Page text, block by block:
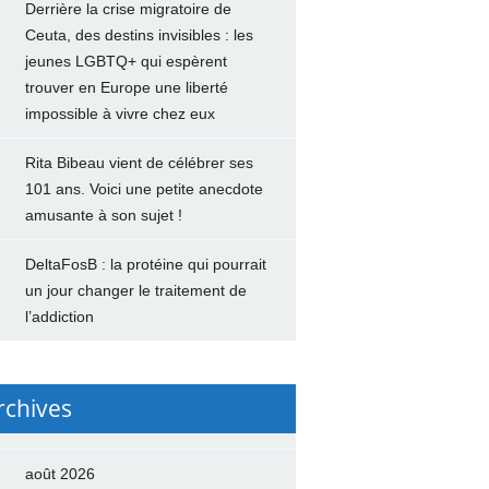
Derrière la crise migratoire de
Ceuta, des destins invisibles : les
jeunes LGBTQ+ qui espèrent
trouver en Europe une liberté
impossible à vivre chez eux
Rita Bibeau vient de célébrer ses
101 ans. Voici une petite anecdote
amusante à son sujet !
DeltaFosB : la protéine qui pourrait
un jour changer le traitement de
l’addiction
août 2026